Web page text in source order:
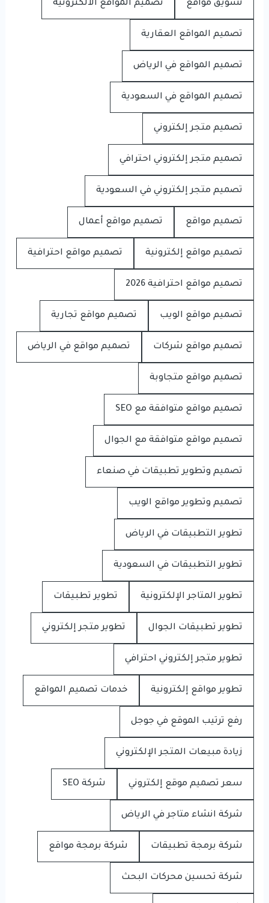
تسويق مواقع تصميم المواقع الالكترونية
تصميم المواقع العقارية
تصميم المواقع في الرياض
تصميم المواقع في السعودية
تصميم متجر إلكتروني
تصميم متجر إلكتروني احترافي
تصميم متجر إلكتروني في السعودية
تصميم مواقع تصميم مواقع أعمال
تصميم مواقع إلكترونية تصميم مواقع احترافية
تصميم مواقع احترافية 2026
تصميم مواقع الويب تصميم مواقع تجارية
تصميم مواقع شركات تصميم مواقع في الرياض
تصميم مواقع متجاوبة
تصميم مواقع متوافقة مع SEO
تصميم مواقع متوافقة مع الجوال
تصميم وتطوير تطبيقات في صنعاء
تصميم وتطوير مواقع الويب
تطوير التطبيقات في الرياض
تطوير التطبيقات في السعودية
تطوير المتاجر الإلكترونية تطوير تطبيقات
تطوير تطبيقات الجوال تطوير متجر إلكتروني
تطوير متجر إلكتروني احترافي
تطوير مواقع إلكترونية خدمات تصميم المواقع
رفع ترتيب الموقع في جوجل
زيادة مبيعات المتجر الإلكتروني
سعر تصميم موقع إلكتروني شركة SEO
شركة انشاء متاجر في الرياض
شركة برمجة تطبيقات شركة برمجة مواقع
شركة تحسين محركات البحث